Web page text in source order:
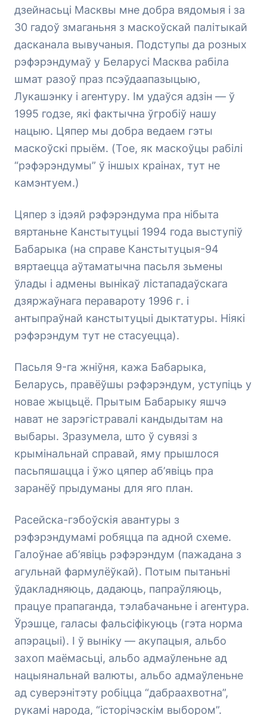
дзейнасьці Масквы мне добра вядомыя і за
30 гадоў змаганьня з маскоўскай палітыкай
дасканала вывучаныя. Подступы да розных
рэфэрэндумаў у Беларусі Масква рабіла
шмат разоў праз псэўдаапазыцыю,
Лукашэнку і агентуру. Ім удаўся адзін — ў
1995 годзе, які фактычна ўгробіў нашу
нацыю. Цяпер мы добра ведаем гэты
маскоўскі прыём. (Тое, як маскоўцы рабілі
“рэфэрэндумы” ў іншых краінах, тут не
камэнтуем.)
Цяпер з ідэяй рэфэрэндума пра нібыта
вяртаньне Канстытуцыі 1994 года выступіў
Бабарыка (на справе Канстытуцыя-94
вяртаецца аўтаматычна пасьля зьмены
ўлады і адмены вынікаў лістападаўскага
дзяржаўнага перавароту 1996 г. і
антыпраўнай канстытуцыі дыктатуры. Ніякі
рэфэрэндум тут не стасуецца).
Пасьля 9-га жніўня, кажа Бабарыка,
Беларусь, правёўшы рэфэрэндум, уступіць у
новае жыцьцё. Прытым Бабарыку яшчэ
нават не зарэгістравалі кандыдытам на
выбары. Зразумела, што ў сувязі з
крымінальнай справай, яму прышлося
пасьпяшацца і ўжо цяпер аб’явіць пра
заранёў прыдуманы для яго план.
Расейска-гэбоўскія авантуры з
рэфэрэндумамі робяцца па адной схеме.
Галоўнае аб’явіць рэфэрэндум (пажадана з
агульнай фармулёўкай). Потым пытаньні
ўдакладняюць, дадаюць, папраўляюць,
працуе прапаганда, тэлабачаньне і агентура.
Ўрэшце, галасы фальсіфікуюць (гэта норма
апэрацыі). І ў выніку — акупацыя, альбо
захоп маёмасьці, альбо адмаўленьне ад
нацыянальнай валюты, альбо адмаўленьне
ад суверэнітэту робіцца “дабраахвотна”,
рукамі народа, “історічэскім выбором”.